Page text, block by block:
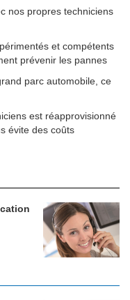
nos propres techniciens
et compétents
prévenir les pannes
parc automobile, ce
est réapprovisionné
évite des coûts